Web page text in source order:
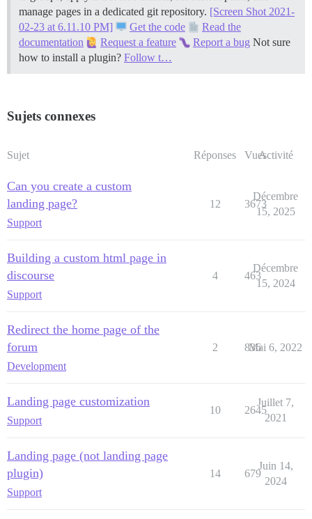
manage pages in a dedicated git repository. [Screen Shot 2021-
02-23 at 6.11.10 PM]
Get the code
Read the
documentation
Request a feature Report a bug Not sure
how to install a plugin? Follow t…
Sujets connexes
Sujet Réponses VuesActivité
Can you create a custom
landing page?
Support
12 3673
Décembre
15, 2025
Building a custom html page in
discourse
Support
4 463
Décembre
15, 2024
Redirect the home page of the
forum
Development
2 836
Mai 6, 2022
Landing page customization
Support
10 2645
Juillet 7,
2021
Landing page (not landing page
plugin)
Support
14 679
Juin 14,
2024